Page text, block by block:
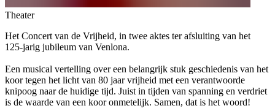
Theater
Het Concert van de Vrijheid, in twee aktes ter afsluiting van het
125-jarig jubileum van Venlona.
Een musical vertelling over een belangrijk stuk geschiedenis van het
koor tegen het licht van 80 jaar vrijheid met een verantwoorde
knipoog naar de huidige tijd. Juist in tijden van spanning en verdriet
is de waarde van een koor onmetelijk. Samen, dat is het woord!